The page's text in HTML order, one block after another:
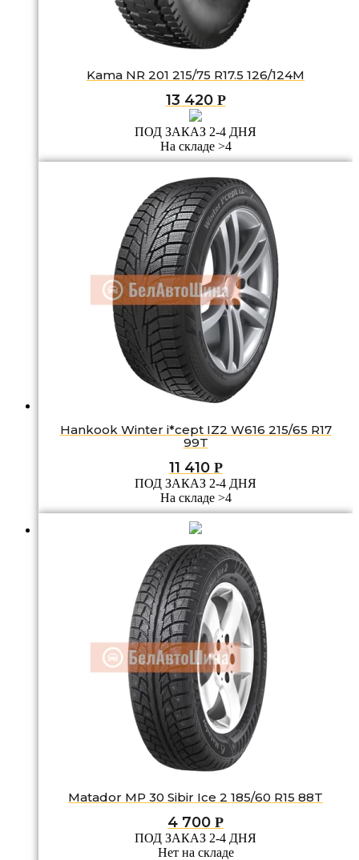
Kama NR 201 215/75 R17.5 126/124M
13 420 Р
ПОД ЗАКАЗ 2-4 ДНЯ
На складе >4
Hankook Winter i*cept IZ2 W616 215/65 R17
99T
11 410 Р
ПОД ЗАКАЗ 2-4 ДНЯ
На складе >4
Matador MP 30 Sibir Ice 2 185/60 R15 88T
4 700 Р
ПОД ЗАКАЗ 2-4 ДНЯ
Нет на складе